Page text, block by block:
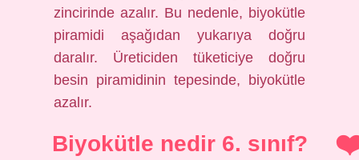
zincirinde azalır. Bu nedenle, biyokütle
piramidi aşağıdan yukarıya doğru
daralır. Üreticiden tüketiciye doğru
besin piramidinin tepesinde, biyokütle
azalır.
Biyokütle nedir 6. sınıf?